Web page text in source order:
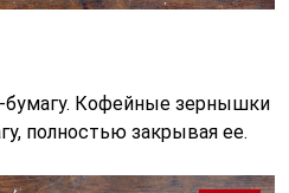
бумагу. Кофейные зернышки
полностью закрывая ее.